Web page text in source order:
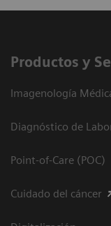
Productos y
Imagenología
Diagnóstico de
Point-of-Care (POC)
Cuidado del cáncer